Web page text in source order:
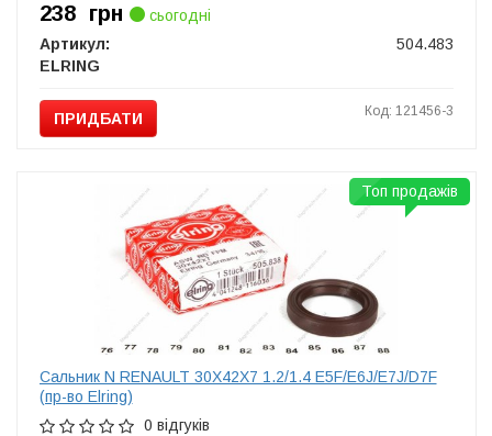
238 грн
сьогодні
Артикул:
504.483
ELRING
ПРИДБАТИ Код: 121456-3
Сальник N RENAULT 30X42X7 1.2/1.4 E5F/E6J/E7J/D7F
(пр-во Elring)
0 відгуків
Топ продажів